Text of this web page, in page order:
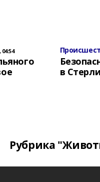
в
Рубрика